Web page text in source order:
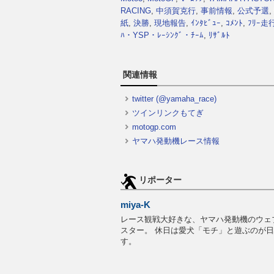
RACING, 中須賀克行, 事前情報, 公式予選,
紙, 決勝, 現地報告, ｲﾝﾀﾋﾞｭｰ, ｺﾒﾝﾄ, ﾌﾘｰ走
ﾊ・YSP・ﾚｰｼﾝｸﾞ・ﾁｰﾑ, ﾘｻﾞﾙﾄ
関連情報
twitter (@yamaha_race)
ツインリンクもてぎ
motogp.com
ヤマハ発動機レース情報
リポーター
miya-K
レース観戦大好きな、ヤマハ発動機のウェ
スター。 休日は愛犬「モチ」と遊ぶのが
す。